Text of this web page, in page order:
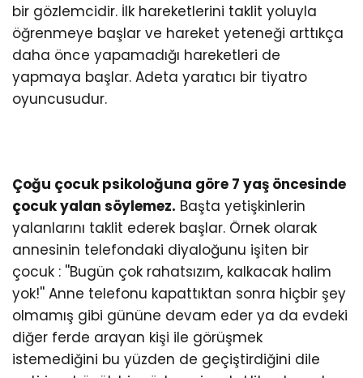
bir gözlemcidir. İlk hareketlerini taklit yoluyla
öğrenmeye başlar ve hareket yeteneği arttıkça
daha önce yapamadığı hareketleri de
yapmaya başlar. Adeta yaratıcı bir tiyatro
oyuncusudur.
Çoğu çocuk psikoloğuna göre 7 yaş öncesinde
çocuk yalan söylemez. Başta yetişkinlerin
yalanlarını taklit ederek başlar. Örnek olarak
annesinin telefondaki diyaloğunu işiten bir
çocuk : ''Bugün çok rahatsızım, kalkacak halim
yok!'' Anne telefonu kapattıktan sonra hiçbir şey
olmamış gibi gününe devam eder ya da evdeki
diğer ferde arayan kişi ile görüşmek
istemediğini bu yüzden de geçiştirdiğini dile